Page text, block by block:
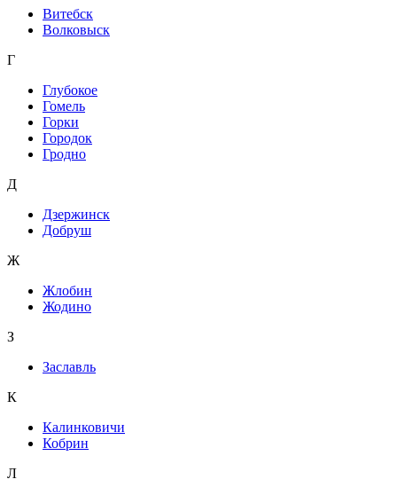
Витебск
Волковыск
Г
Глубокое
Гомель
Горки
Городок
Гродно
Д
Дзержинск
Добруш
Ж
Жлобин
Жодино
З
Заславль
К
Калинковичи
Кобрин
Л